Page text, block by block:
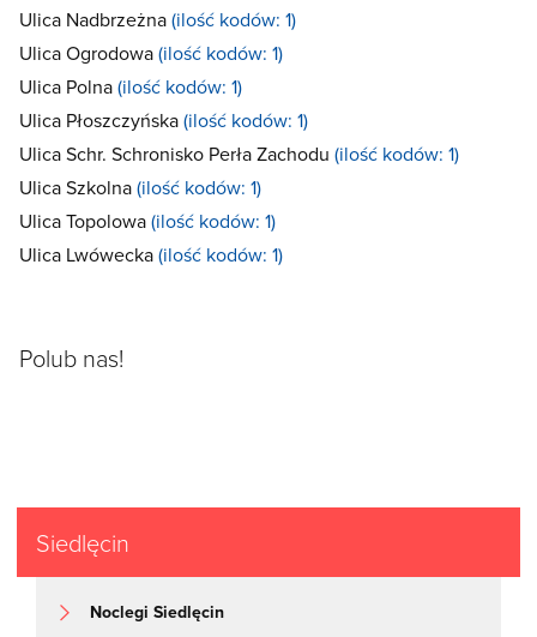
Ulica Nadbrzeżna(ilość kodów: 1)
Ulica Ogrodowa(ilość kodów: 1)
Ulica Polna(ilość kodów: 1)
Ulica Płoszczyńska(ilość kodów: 1)
Ulica Schr. Schronisko Perła Zachodu (ilość kodów: 1)
Ulica Szkolna(ilość kodów: 1)
Ulica Topolowa(ilość kodów: 1)
Ulica Lwówecka(ilość kodów: 1)
Polub nas!
Siedlęcin
Noclegi Siedlęcin